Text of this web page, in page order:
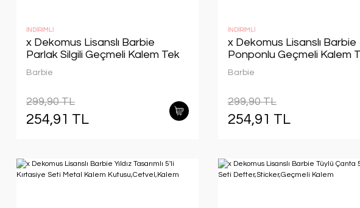
İNDİRİMLİ
x Dekomus Lisanslı Barbie
Parlak Silgili Geçmeli Kalem Tek
Adet
Barbie
299,90 TL
254,91 TL
İNDİRİMLİ
x Dekomus Lisanslı Barbie
Ponponlu Geçmeli Kalem
Adet
Barbie
299,90 TL
254,91 TL